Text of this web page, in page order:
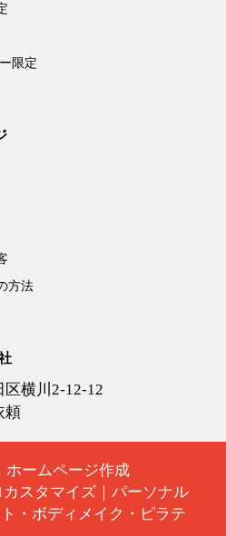
限定
方法
区横川2-12-12
頼
ホームページ作成
カスタマイズ｜パーソナル
・ボディメイク・ピラテ